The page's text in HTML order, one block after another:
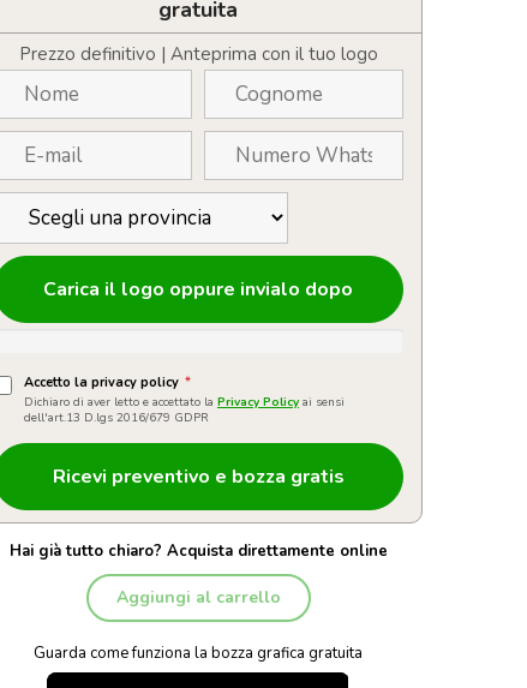
gratuita
Prezzo definitivo | Anteprima con il tuo logo
Carica il logo oppure invialo dopo
Accetto la privacy policy *
Dichiaro di aver letto e accettato la Privacy Policy ai sensi
dell'art.13 D.lgs 2016/679 GDPR
Hai già tutto chiaro? Acquista direttamente online
Aggiungi al carrello
Guarda come funziona la bozza grafica gratuita